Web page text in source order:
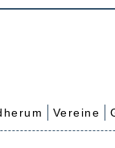
Vereine